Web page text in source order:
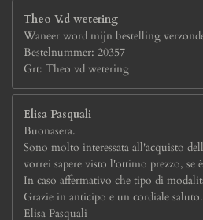
Theo V.d wetering
Waneer word mijn bestelling
Bestelnummer: 20357
Grt: Theo vd wetering
Elisa Pasquali
Buonasera.
Sono molto interessata all'acquisto
vorrei sapere visto l'ottimo prezzo, se
In caso affermativo che tipo di
Grazie in anticipo e un cordiale saluto.
Elisa Pasquali